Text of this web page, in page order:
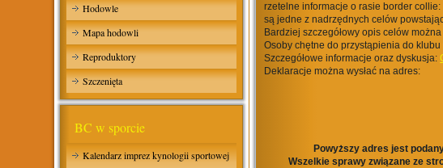
Hodowle
Mapa hodowli
Reproduktory
Szczenięta
BC w sporcie
Kalendarz imprez kynologii sportowej
rzetelne informacje o rasie border
są jedne z nadrzędnych celów
Bardziej szczegółowy opis celów
Osoby chętne do przystąpienia do
Szczegółowe informacje oraz dyskusja:
Deklaracje można wysłać na adres:
Powyższy adres jest
Wszelkie sprawy związane ze